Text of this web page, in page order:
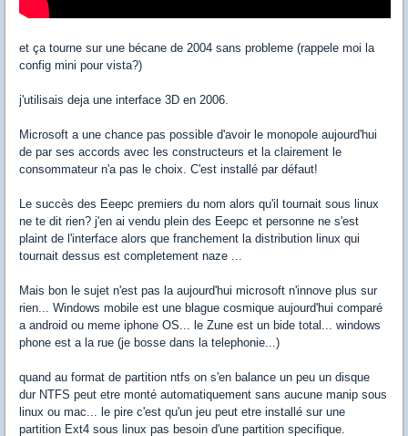
et ça tourne sur une bécane de 2004 sans probleme (rappele moi la
config mini pour vista?)
j'utilisais deja une interface 3D en 2006.
Microsoft a une chance pas possible d'avoir le monopole aujourd'hui
de par ses accords avec les constructeurs et la clairement le
consommateur n'a pas le choix. C'est installé par défaut!
Le succès des Eeepc premiers du nom alors qu'il tournait sous linux
ne te dit rien? j'en ai vendu plein des Eeepc et personne ne s'est
plaint de l'interface alors que franchement la distribution linux qui
tournait dessus est completement naze ...
Mais bon le sujet n'est pas la aujourd'hui microsoft n'innove plus sur
rien... Windows mobile est une blague cosmique aujourd'hui comparé
a android ou meme iphone OS... le Zune est un bide total... windows
phone est a la rue (je bosse dans la telephonie...)
quand au format de partition ntfs on s'en balance un peu un disque
dur NTFS peut etre monté automatiquement sans aucune manip sous
linux ou mac... le pire c'est qu'un jeu peut etre installé sur une
partition Ext4 sous linux pas besoin d'une partition specifique.